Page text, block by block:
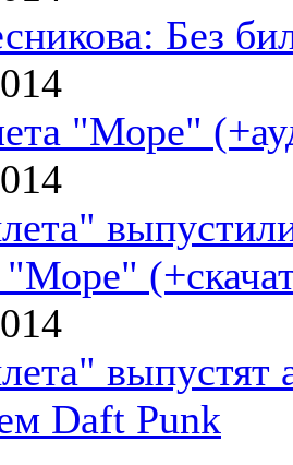
Без
"Море"
выпустят
Daft Punk